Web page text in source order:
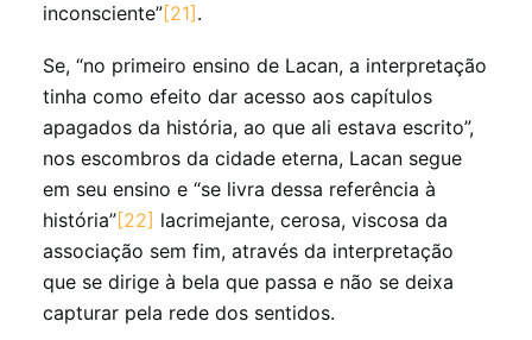
inconsciente”[21] .
Se, “no primeiro ensino de Lacan, a interpretação
tinha como efeito dar acesso aos capítulos
apagados da história, ao que ali estava escrito”,
nos escombros da cidade eterna, Lacan segue
em seu ensino e “se livra dessa referência à
história”[22] lacrimejante, cerosa, viscosa da
associação sem fim, através da interpretação
que se dirige à bela que passa e não se deixa
capturar pela rede dos sentidos.